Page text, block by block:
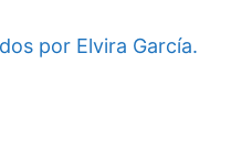
por Elvira García.